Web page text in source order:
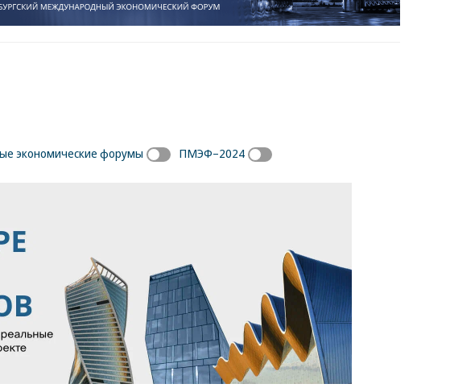
экономические форумы
ПМЭФ–2024